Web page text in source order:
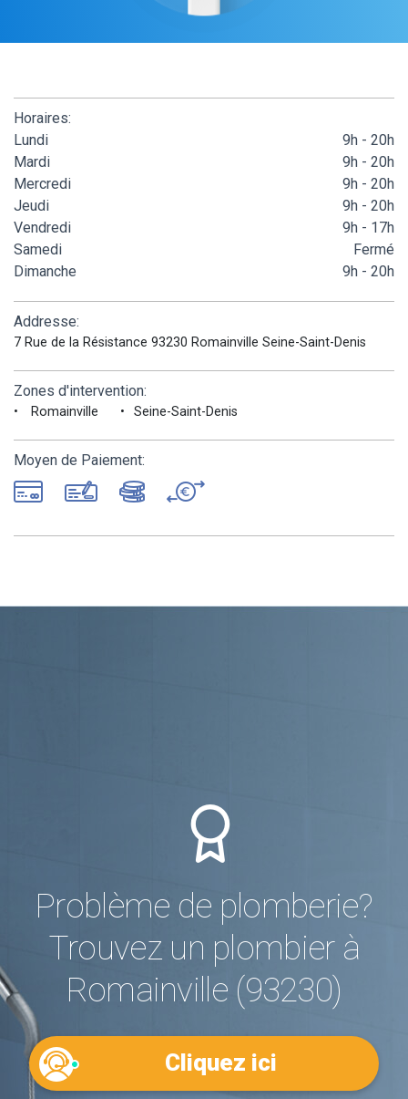
Horaires:
Lundi
9h - 20h
Mardi
9h - 20h
Mercredi
9h - 20h
Jeudi
9h - 20h
Vendredi
9h - 17h
Samedi
Fermé
Dimanche
9h - 20h
Addresse:
7 Rue de la Résistance 93230 Romainville Seine-Saint-Denis
Zones d'intervention:
Romainville Seine-Saint-Denis
Moyen de Paiement:
Problème de plomberie?
Trouvez un plombier à
Romainville (93230)
Cliquez ici